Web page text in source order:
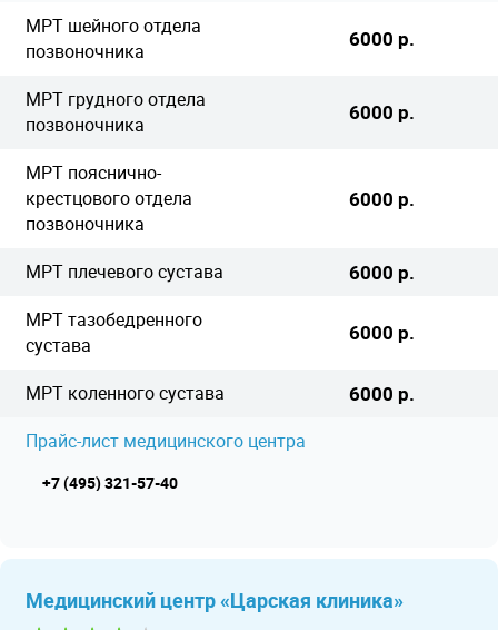
МРТ шейного отдела
позвоночника
6000 р.
МРТ грудного отдела
позвоночника
6000 р.
МРТ пояснично-
крестцового отдела
позвоночника
6000 р.
МРТ плечевого сустава 6000 р.
МРТ тазобедренного
сустава
6000 р.
МРТ коленного сустава 6000 р.
Прайс-лист медицинского центра
+7 (495) 321-57-40
Медицинский центр «Царская клиника»